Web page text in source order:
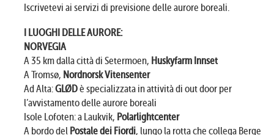
Iscrivetevi ai servizi di previsione delle aurore boreali.
I LUOGHI DELLE AURORE:
NORVEGIA
A 35 km dalla città di Setermoen, Huskyfarm Innset
A Tromsø, Nordnorsk Vitensenter
Ad Alta:GLØDè specializzata in attività di out door per
l’avvistamento delle aurore boreali
Isole Lofoten: a Laukvik, Polarlightcenter
A bordo del Postale dei Fiordi, lungo la rotta che collega Bergen e